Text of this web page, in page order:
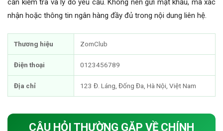
nhận hoặc thông tin ngân hàng đầy đủ trong nội dung liên hệ.
Thương hiệu ZomClub
Điện thoại 0123456789
Địa chỉ 123 Đ. Láng, Đống Đa, Hà Nội, Việt Nam
CÂU HỎI THƯỜNG GẶP VỀ CHÍNH